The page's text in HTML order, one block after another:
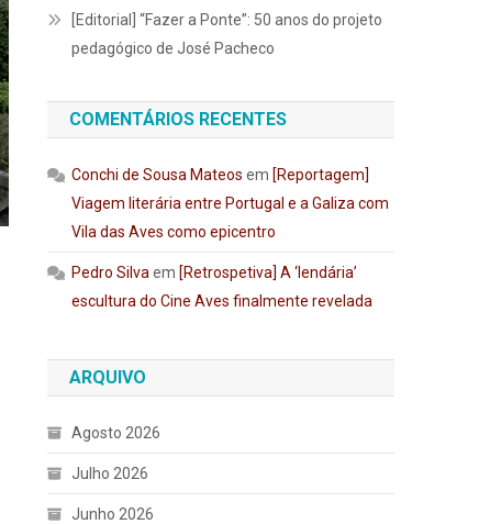
[Editorial] “Fazer a Ponte”: 50 anos do projeto
pedagógico de José Pacheco
COMENTÁRIOS RECENTES
Conchi de Sousa Mateos em [Reportagem]
Viagem literária entre Portugal e a Galiza com
Vila das Aves como epicentro
Pedro Silva em [Retrospetiva] A ‘lendária’
escultura do Cine Aves finalmente revelada
ARQUIVO
Agosto 2026
Julho 2026
Junho 2026